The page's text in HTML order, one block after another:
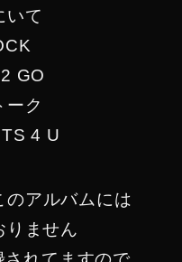
いて
GO
ーク
4 U
のアルバムには
ません